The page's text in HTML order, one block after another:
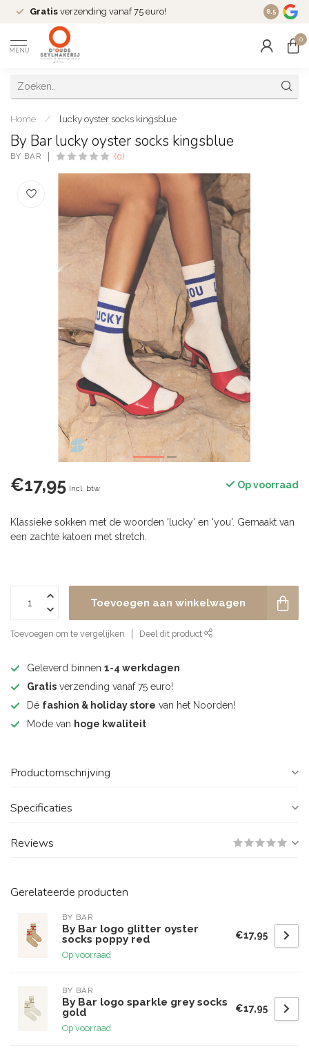
Gratis verzending vanaf 75 euro! Dé
8.5
MENU
0
Home / lucky oyster socks kingsblue
By Bar lucky oyster socks kingsblue
BY BAR (0)
€17,95 Incl. btw Op voorraad
Klassieke sokken met de woorden 'lucky' en 'you'. Gemaakt van
een zachte katoen met stretch.
Toevoegen aan winkelwagen
Toevoegen om te vergelijken Deel dit product
Geleverd binnen 1-4 werkdagen
Gratis verzending vanaf 75 euro!
Dé fashion & holiday store van het Noorden!
Mode van hoge kwaliteit
Productomschrijving
Specificaties
Reviews
Gerelateerde producten
BY BAR
By Bar logo glitter oyster
socks poppy red
Op voorraad
€17,95
BY BAR
By Bar logo sparkle grey socks
gold
Op voorraad
€17,95